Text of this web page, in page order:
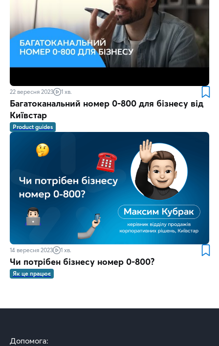
22 вересня 2023 1 хв.
Багатоканальний номер 0-800 для бізнесу від
Київстар
Product guides
14 вересня 2023 1 хв.
Чи потрібен бізнесу номер 0-800?
Як це працює
Допомога: